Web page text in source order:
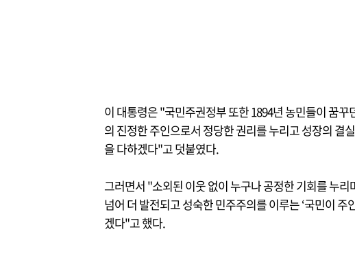
이 대통령은 "국민주권정부 또한 1894년 농민들이 꿈
의 진정한 주인으로서 정당한 권리를 누리고 성장의 결
을 다하겠다"고 덧붙였다.
그러면서 "소외된 이웃 없이 누구나 공정한 기회를 누리
넘어 더 발전되고 성숙한 민주주의를 이루는 ‘국민이
겠다"고 했다.